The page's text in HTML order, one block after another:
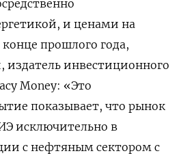
и ценами на
прошлого года,
издатель инвестиционного
Money: «Это
показывает, что рынок
исключительно в
с нефтяным сектором с